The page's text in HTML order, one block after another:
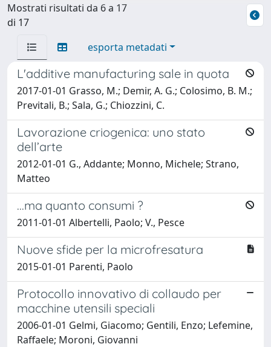
Mostrati risultati da 6 a 17
di 17
esporta metadati
L'additive manufacturing sale in quota
2017-01-01 Grasso, M.; Demir, A. G.; Colosimo, B. M.;
Previtali, B.; Sala, G.; Chiozzini, C.
Lavorazione criogenica: uno stato
dell’arte
2012-01-01 G., Addante; Monno, Michele; Strano,
Matteo
...ma quanto consumi ?
2011-01-01 Albertelli, Paolo; V., Pesce
Nuove sfide per la microfresatura
2015-01-01 Parenti, Paolo
Protocollo innovativo di collaudo per
macchine utensili speciali
2006-01-01 Gelmi, Giacomo; Gentili, Enzo; Lefemine,
Raffaele; Moroni, Giovanni